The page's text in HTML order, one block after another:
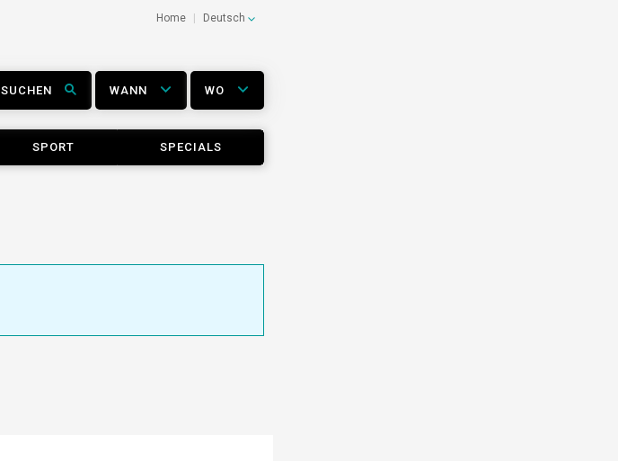
Home Deutsch
SUCHEN WANN WO
SPORT SPECIALS